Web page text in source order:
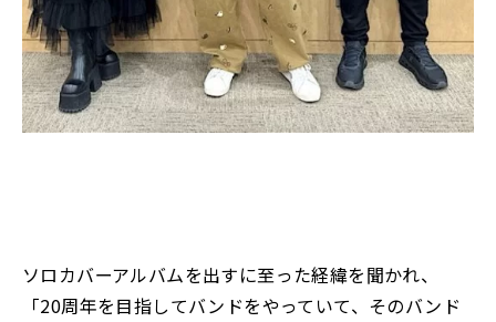
ソロカバーアルバムを出すに至った経緯を聞かれ、
「20周年を目指してバンドをやっていて、そのバンド